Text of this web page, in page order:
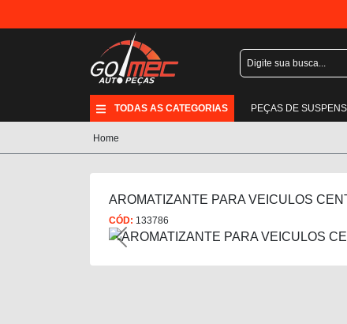
TODAS AS CATEGORIAS PEÇAS DE
Home
AROMATIZANTE PARA VEICULOS
CÓD: 133786
Previous